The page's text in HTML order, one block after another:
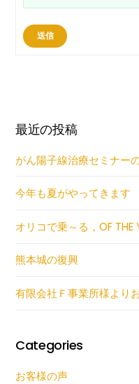
送信
最近の投稿
がん陽子線治療セミナー
今年も夏がやってきます
オリコで乗～る，OF THE
熊本城の復興
有限会社Ｆ事業所様より
Categories
お客様の声